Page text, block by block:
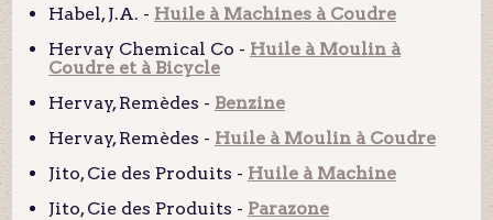
Habel, J.A. - Huile à Machines à Coudre
Hervay Chemical Co - Huile à Moulin à
Coudre et à Bicycle
Hervay, Remèdes - Benzine
Hervay, Remèdes - Huile à Moulin à Coudre
Jito, Cie des Produits - Huile à Machine
Jito, Cie des Produits - Parazone